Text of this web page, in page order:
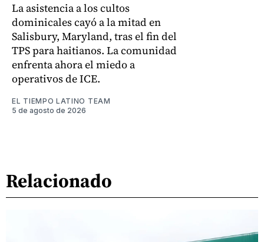
La asistencia a los cultos
dominicales cayó a la mitad en
Salisbury, Maryland, tras el fin del
TPS para haitianos. La comunidad
enfrenta ahora el miedo a
operativos de ICE.
EL TIEMPO LATINO TEAM
5 de agosto de 2026
Relacionado